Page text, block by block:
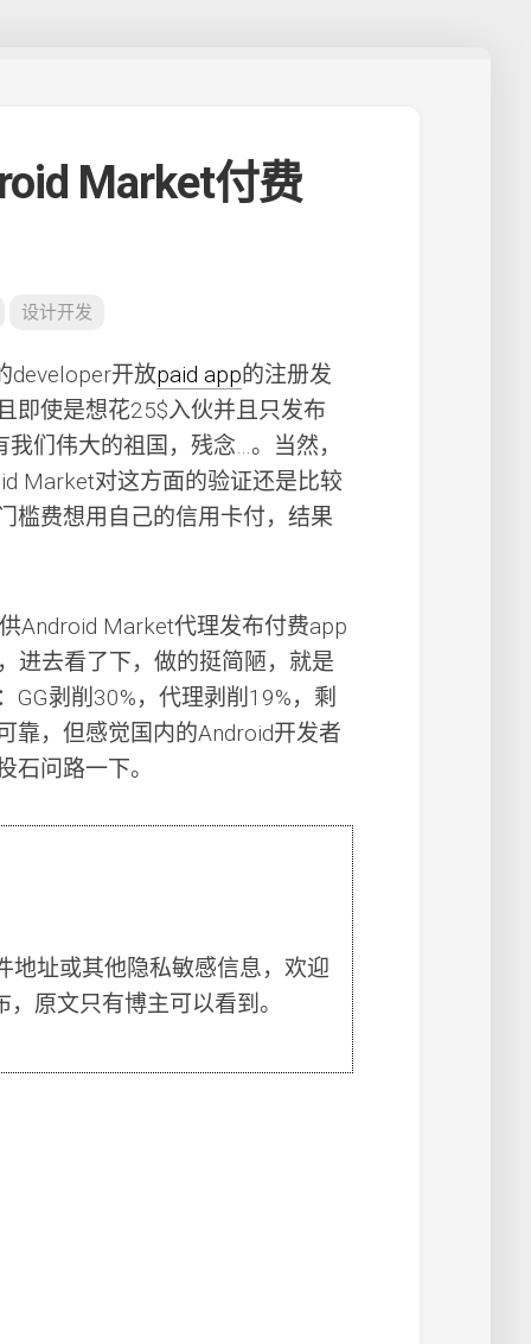
Market付费
设计开发
developer开放paid app的注册发
即使是想花25$入伙并且只发布
们伟大的祖国，残念…。当然，
Market对这方面的验证还是比较
槛费想用自己的信用卡付，结果
Android Market代理发布付费app
，进去看了下，做的挺简陋，就是
剥削30%，代理剥削19%，剩
靠，但感觉国内的Android开发者
石问路一下。
地址或其他隐私敏感信息，欢迎
，原文只有博主可以看到。